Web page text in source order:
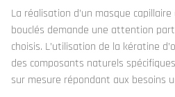
La réalisation d’un masque
bouclés demande une attention
choisis. L’utilisation de la kératine
des composants naturels
sur mesure répondant aux besoins